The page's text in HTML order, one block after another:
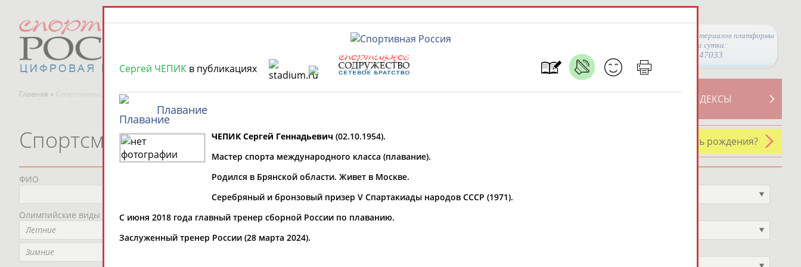
Просмотры материалов платформы
за сутки:
47033
Главная » Спортсмены, тренеры и специалисты СВОДНЫЕ ИНДЕКСЫ
У кого сегодня день рождения?
Спортсмены, тренеры и специалисты
ФИО
Олимпийские виды спорта
Летние
Зимние
Представляет регион*
Не выбран
Место рождения
Сергей ЧЕПИК в публикациях
Плавание
ЧЕПИК Сергей Геннадьевич (02.10.1954).
Мастер спорта международного класса (плавание).
Родился в Брянской области. Живет в Москве.
Серебряный и бронзовый призер V Спартакиады народов СССР (1971).
С июня 2018 года главный тренер сборной России по плаванию.
Заслуженный тренер России (28 марта 2024).